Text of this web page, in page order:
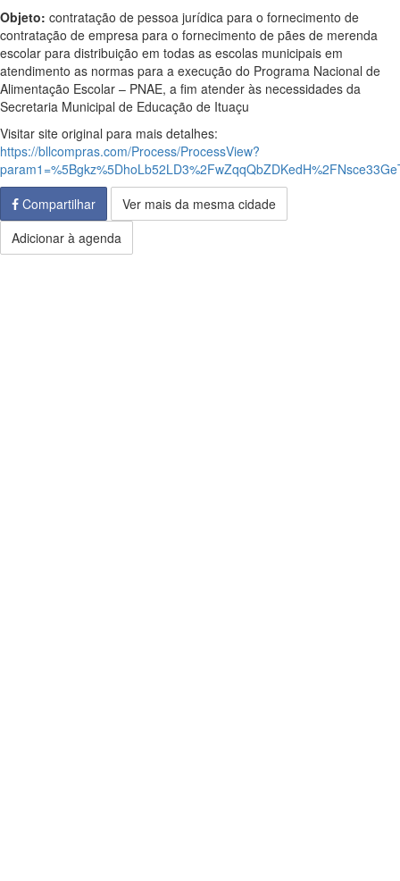
Objeto: contratação de pessoa jurídica para o fornecimento de
contratação de empresa para o fornecimento de pães de merenda
escolar para distribuição em todas as escolas municipais em
atendimento as normas para a execução do Programa Nacional de
Alimentação Escolar – PNAE, a fim atender às necessidades da
Secretaria Municipal de Educação de Ituaçu
Visitar site original para mais detalhes:
https://bllcompras.com/Process/ProcessView?
Compartilhar
Ver mais da mesma cidade
Adicionar à agenda